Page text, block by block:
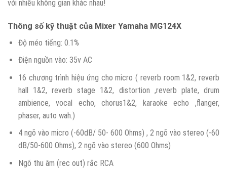
với nhiều không gian khác nhau!
Thông số kỹ thuật của Mixer Yamaha MG124X
Độ méo tiếng: 0.1%
Điện nguồn vào: 35v AC
16 chương trình hiệu ứng cho micro ( reverb room 1&2, reverb
hall 1&2, reverb stage 1&2, distortion ,reverb plate, drum
ambience, vocal echo, chorus1&2, karaoke echo ,flanger,
phaser, auto wah.)
4 ngõ vào micro (-60dB/ 50- 600 Ohms) , 2 ngõ vào stereo (-60
dB/50-600 Ohms), 2 ngõ vào stereo (600 Ohms)
Ngõ thu âm (rec out) rắc RCA